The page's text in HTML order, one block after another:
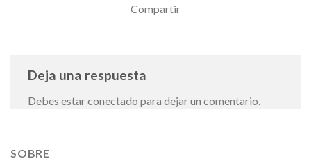
Compartir
Deja una respuesta
Debes estar conectado para dejar un comentario.
SOBRE